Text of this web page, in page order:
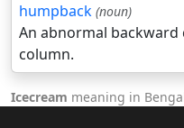
humpback (noun)
An abnormal
column.
Icecream meaning in